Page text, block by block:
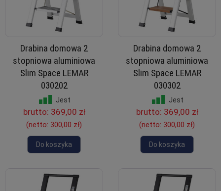
Drabina domowa 2
stopniowa aluminiowa
Slim Space LEMAR
030202
Jest
brutto: 369,00 zł
(netto: 300,00 zł)
Do koszyka
Drabina domowa 2
stopniowa aluminiowa
Slim Space LEMAR
030302
Jest
brutto: 369,00 zł
(netto: 300,00 zł)
Do koszyka